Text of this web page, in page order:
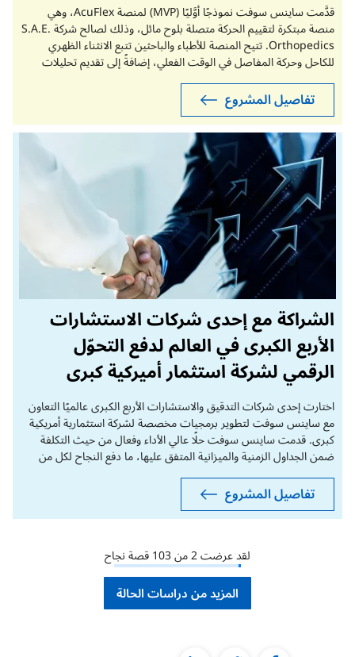
قدَّمت ساينس سوفت نموذجًا أوَّليًا (MVP) لمنصة AcuFlex، وهي
منصة مبتكرة لتقييم الحركة متصلة بلوح مائل، وذلك لصالح شركة S.A.E.
Orthopedics. تتيح المنصة للأطباء والباحثين تتبع الانثناء الظهري
للكاحل وحركة المفاصل في الوقت الفعلي، إضافةً إلى تقديم تحليلات
تاريخية لجلسات التمدد تحت إشراف الأطباء، عبر تطبيقات الجوال
والويب المخصصة للأطباء والباحثين.
تفاصيل المشروع
الشراكة مع إحدى شركات الاستشارات
الأربع الكبرى في العالم لدفع التحوّل
الرقمي لشركة استثمار أميركية كبرى
اختارت إحدى شركات التدقيق والاستشارات الأربع الكبرى عالميًا التعاون
مع ساينس سوفت لتطوير برمجيات مخصصة لشركة استثمارية أمريكية
كبرى. قدمت ساينس سوفت حلًا عالي الأداء وفعال من حيث التكلفة
ضمن الجداول الزمنية والميزانية المتفق عليها، ما دفع النجاح لكل من
شركة الاستشارات وعميلها.
تفاصيل المشروع
لقد عرضت2من103قصة نجاح
المزيد من دراسات الحالة